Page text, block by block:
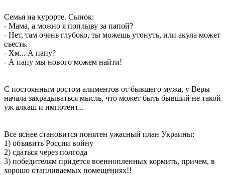
Семья на курорте. Сынок:
- Мама, а можно я поплыву за папой?
- Нет, там очень глубоко, ты можешь утонуть, или акула может
съесть.
- Хм... А папу?
- А папу мы нового можем найти!
С постоянным ростом алиментов от бывшего мужа, у Веры
начала закрадываться мысль, что может быть бывший не такой
уж алкаш и импотент...
Все яснее становится понятен ужасный план Украины:
1) объявить России войну
2) сдаться через полгода
3) победителям придется военнопленных кормить, причем, в
хорошо отапливаемых помещениях!!